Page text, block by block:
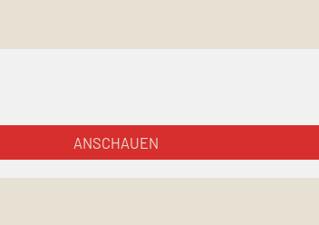
ANSCHAUEN